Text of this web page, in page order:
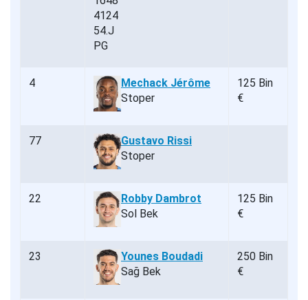
4
Mechack Jérôme
Stoper
125 Bin
€
77
Gustavo Rissi
Stoper
22
Robby Dambrot
Sol Bek
125 Bin
€
23
Younes Boudadi
Sağ Bek
250 Bin
€